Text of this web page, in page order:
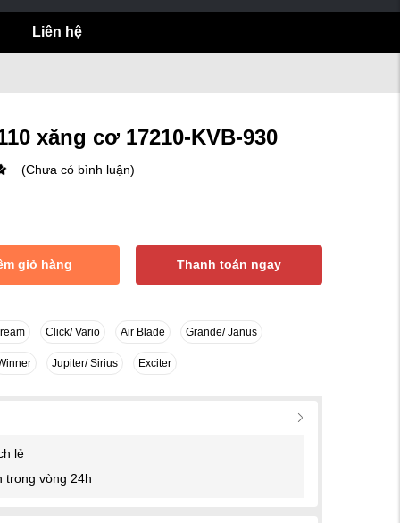
Liên hệ
xăng cơ 17210-KVB-930
(Chưa có bình luận)
giỏ hàng Thanh toán ngay
Click/ Vario Air Blade Grande/ Janus
Jupiter/ Sirius Exciter
lẻ
trong vòng 24h